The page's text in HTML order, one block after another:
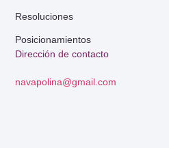
Dirección de contacto
navapolina@gmail.com
Resoluciones
Posicionamientos